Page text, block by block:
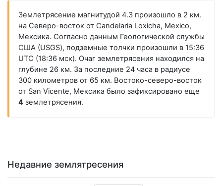
Землетрясение магнитудой 4.3 произошло в 2 км.
на Северо-восток от Candelaria Loxicha, Mexico,
Мексика. Согласно данным Геологической службы
США (USGS), подземные толчки произошли в 15:36
UTC (18:36 мск). Очаг землетрясения находился на
глубине 26 км. За последние 24 часа в радиусе
300 километров от 65 км. Востоко-северо-восток
от San Vicente, Мексика было зафиксировано еще
4землетрясения.
Недавние землятресения